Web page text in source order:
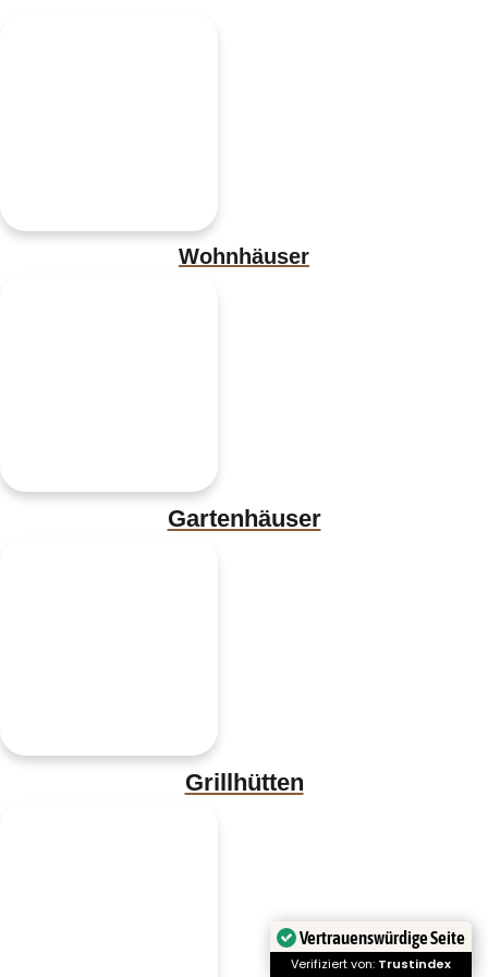
Wohnhäuser
Gartenhäuser
Grillhütten
Vertrauenswürdige Seite
Verifiziert von: Trustindex